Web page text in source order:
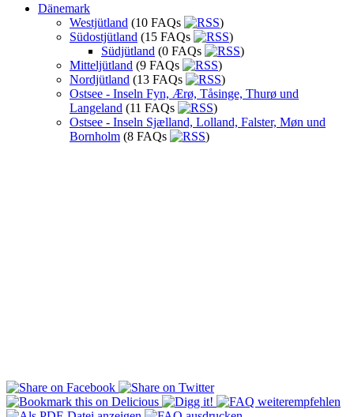
Dänemark
Westjütland (10 FAQs
)
Südostjütland (15 FAQs
)
Südjütland (0 FAQs
)
Mitteljütland (9 FAQs
)
Nordjütland (13 FAQs
)
Ostsee - Inseln Fyn, Ærø, Tåsinge, Thurø und
Langeland (11 FAQs
)
Ostsee - Inseln Sjælland, Lolland, Falster, Møn und
Bornholm (8 FAQs )